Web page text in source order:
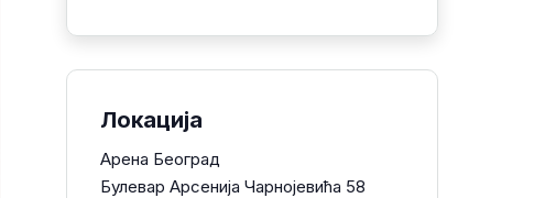
Локација
Арена Београд
Булевар Арсенија Чарнојевића 58